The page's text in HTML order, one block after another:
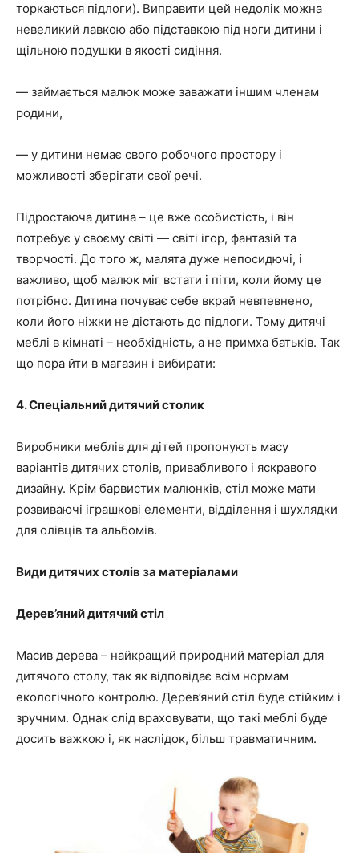
торкаються підлоги). Виправити цей недолік можна
невеликий лавкою або підставкою під ноги дитини і
щільною подушки в якості сидіння.
— займається малюк може заважати іншим членам
родини,
— у дитини немає свого робочого простору і
можливості зберігати свої речі.
Підростаюча дитина – це вже особистість, і він
потребує у своєму світі — світі ігор, фантазій та
творчості. До того ж, малята дуже непосидючі, і
важливо, щоб малюк міг встати і піти, коли йому це
потрібно. Дитина почуває себе вкрай невпевнено,
коли його ніжки не дістають до підлоги. Тому дитячі
меблі в кімнаті – необхідність, а не примха батьків. Так
що пора йти в магазин і вибирати:
4. Спеціальний дитячий столик
Виробники меблів для дітей пропонують масу
варіантів дитячих столів, привабливого і яскравого
дизайну. Крім барвистих малюнків, стіл може мати
розвиваючі іграшкові елементи, відділення і шухлядки
для олівців та альбомів.
Види дитячих столів за матеріалами
Дерев’яний дитячий стіл
Масив дерева – найкращий природний матеріал для
дитячого столу, так як відповідає всім нормам
екологічного контролю. Дерев’яний стіл буде стійким і
зручним. Однак слід враховувати, що такі меблі буде
досить важкою і, як наслідок, більш травматичним.